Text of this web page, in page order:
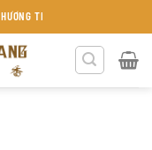
THIÊN QUANG KHÁNH HÒA